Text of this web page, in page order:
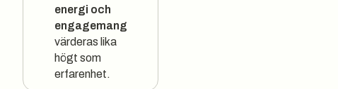
energi och
engagemang
värderas lika
högt som
erfarenhet.